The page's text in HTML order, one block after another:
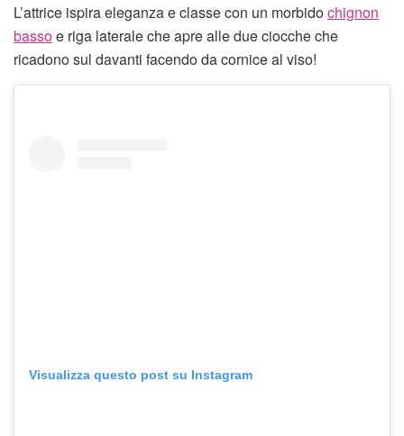
L’attrice ispira eleganza e classe con un morbidochignon
bassoe riga laterale che apre alle due ciocche che
ricadono sul davanti facendo da cornice al viso!
Visualizza questo post su Instagram